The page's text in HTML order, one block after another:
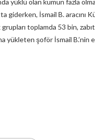
giderken, İsmail B. aracını
toplamda 53 bin,
yükleten şoför İsmail B.’nin